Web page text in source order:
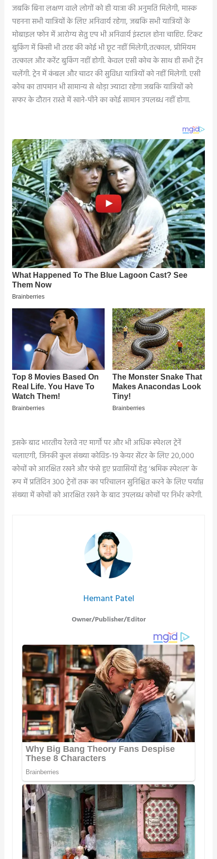
जबकि बिना लक्षण वाले लोगों को ही यात्रा की अनुमति मिलेगी, मास्क
पहनना सभी यात्रियों के लिए अनिवार्य रहेगा, जबकि सभी यात्रियों के
मोबाइल फोन में आरोग्य सेतु एप भी अनिवार्य इंस्टाल होना चाहिए. टिकट
बुकिंग में किसी भी तरह की कोई भी छूट नहीं मिलेगी,तत्काल, प्रीमियम
तत्काल और करेंट बुकिंग नहीं होगी. केवल एसी कोच के साथ ही सभी ट्रेंन
चलेंगी. ट्रेन में कंबल और चादर की सुविधा यात्रियों को नहीं मिलेगी. एसी
कोच का तापमान भी सामान्य से थोड़ा ज्यादा रहेगा जबकि यात्रियों को
सफर के दौरान रास्ते में खाने-पीने का कोई सामान उपलब्ध नहीं होगा.
इसके बाद भारतीय रेलवे नए मार्गों पर और भी अधिक स्‍पेशल ट्रेनें
चलाएगी, जिनकी कुल संख्‍या कोविड-19 केयर सेंटर के लिए 20,000
कोचों को आरक्षित रखने और फंसे हुए प्रवासियों हेतु ‘श्रमिक स्पेशल’ के
रूप में प्रतिदिन 300 ट्रेनों तक का परिचालन सुनिश्चित करने के लिए पर्याप्त
संख्या में कोचों को आरक्षित रखने के बाद उपलब्ध कोचों पर निर्भर करेगी.
Hemant Patel
Owner/Publisher/Editor